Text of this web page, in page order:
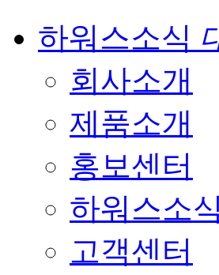
하워스소식
회사소개
제품소개
홍보센터
하워스소식
고객센터